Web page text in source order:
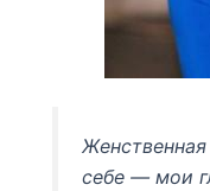
себе — мои